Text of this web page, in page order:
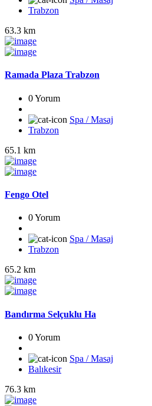
Trabzon
63.3 km
Ramada Plaza Trabzon
0 Yorum
Spa / Masaj
Trabzon
65.1 km
Fengo Otel
0 Yorum
Spa / Masaj
Trabzon
65.2 km
Bandırma Selçuklu Ha
0 Yorum
Spa / Masaj
Balıkesir
76.3 km